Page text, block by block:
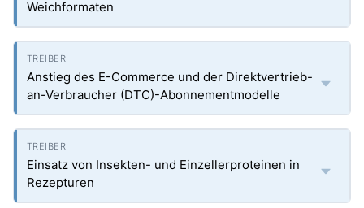
Weichformaten
Anstieg des E-Commerce und der Direktvertrieb-
an-Verbraucher (DTC)-Abonnementmodelle
Einsatz von Insekten- und Einzellerproteinen in
Rezepturen